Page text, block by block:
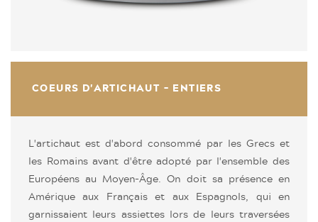
COEURS D'ARTICHAUT - ENTIERS
L'artichaut est d'abord consommé par les Grecs et
les Romains avant d'être adopté par l'ensemble des
Européens au Moyen-Âge. On doit sa présence en
Amérique aux Français et aux Espagnols, qui en
garnissaient leurs assiettes lors de leurs traversées